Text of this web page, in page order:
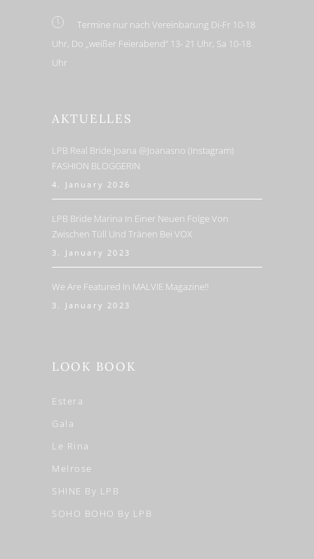
Termine nur nach Vereinbarung Di-Fr 10-18
Uhr, Do „weißer Feierabend“ 13- 21 Uhr, Sa 10-18
Uhr
AKTUELLES
LPB Real Bride Joana @joanasno (Instagram)
FASHION BLOGGERIN
4. January 2026
LPB Bride Marina In Einer Neuen Folge Von
Zwischen Tüll Und Tränen Bei VOX
3. January 2023
We Are Featured In MALVIE Magazine!!
3. January 2023
LOOK BOOK
Estera
Gala
Le Rina
Melrose
SHINE By LPB
SOHO BOHO By LPB